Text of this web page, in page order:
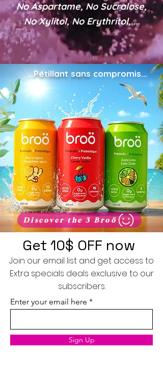
No Aspartame, No Sucralose,
No Xylitol, No Erythritol, ...
...Pétillant sans compromis...
Discover the 3 Broö
Get 10$ OFF now
Join our email list and get access to
Extra specials deals exclusive to our
subscribers.
Enter your email here
Sign Up